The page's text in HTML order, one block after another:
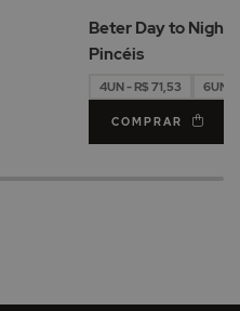
Desejos
Beter Day to Night
Pincéis
4UN - R$ 71,53 6UN -
COMPRAR